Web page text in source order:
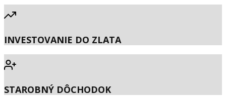
INVESTOVANIE DO ZLATA
STAROBNÝ DÔCHODOK